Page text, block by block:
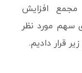
مجمع افزایش
سهم مورد نظر
قرار دادیم.